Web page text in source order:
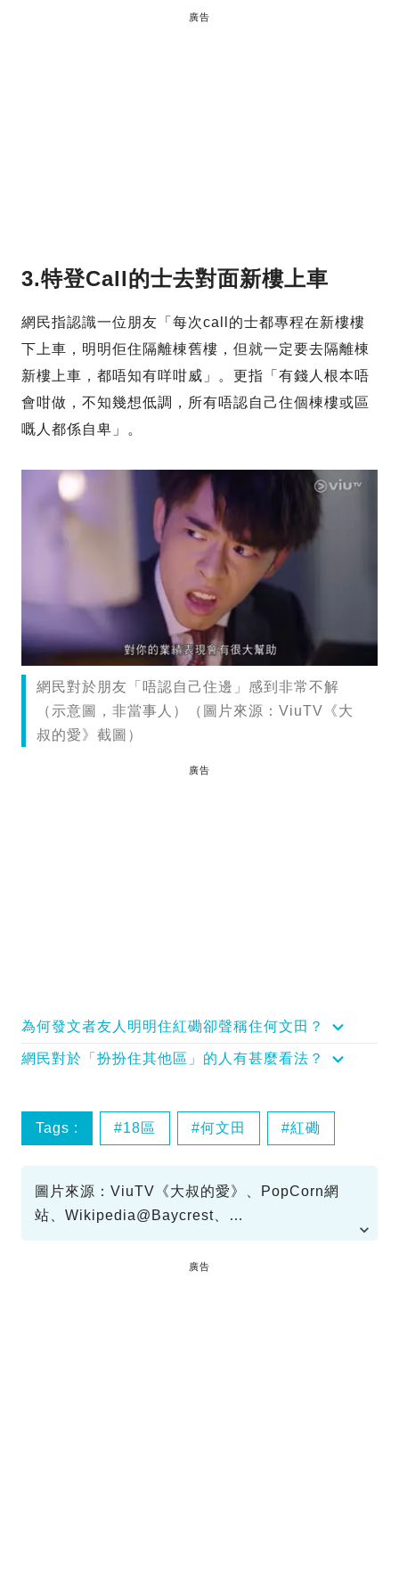
廣告
3.特登Call的士去對面新樓上車
網民指認識一位朋友「每次call的士都專程在新樓樓
下上車，明明佢住隔離棟舊樓，但就一定要去隔離棟
新樓上車，都唔知有咩咁威」。更指「有錢人根本唔
會咁做，不知幾想低調，所有唔認自己住個棟樓或區
嘅人都係自卑」。
網民對於朋友「唔認自己住邊」感到非常不解
（示意圖，非當事人）（圖片來源：ViuTV《大
叔的愛》截圖）
廣告
為何發文者友人明明住紅磡卻聲稱住何文田？
網民對於「扮扮住其他區」的人有甚麼看法？
Tags : 18區 何文田 紅磡
圖片來源：ViuTV《大叔的愛》、PopCorn網
站、Wikipedia@Baycrest、
廣告